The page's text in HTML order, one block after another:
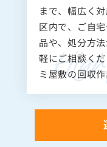
まで、幅広く
区内で、ご自
品や、処分方
軽にご相談く
ミ屋敷の回収